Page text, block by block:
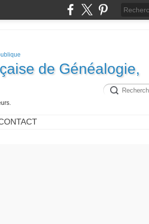
de Généalogie,